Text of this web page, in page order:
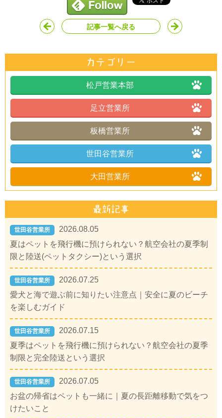
記事一覧へ戻る
松戸営業本部
足立営業所
板橋営業所
世田谷営業所
大田営業所
世田谷営業所
2026.08.05
夏はペットを飛行機に預けられない？航空会社の夏季制
限と陸送(ペットタクシー)という選択
世田谷営業所
2026.07.25
愛犬と海で遊ぶ前に知りたい注意点｜安全に夏のビーチ
を楽しむガイド
世田谷営業所
2026.07.15
夏季はペットを飛行機に預けられない？航空会社の夏季
制限と完全陸送という選択
世田谷営業所
2026.07.05
お盆の帰省はペットも一緒に｜夏の長距離移動で気をつ
けたいこと